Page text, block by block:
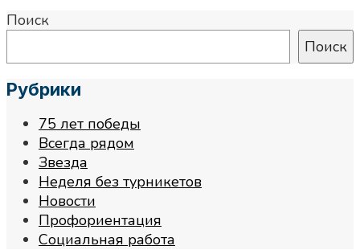
Поиск
Поиск
Рубрики
75 лет победы
Всегда рядом
Звезда
Неделя без турникетов
Новости
Профориентация
Социальная работа